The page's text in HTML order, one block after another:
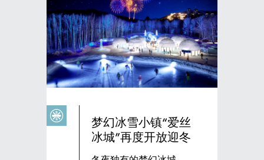
梦幻冰雪小镇“爱丝
冰城”再度开放迎冬